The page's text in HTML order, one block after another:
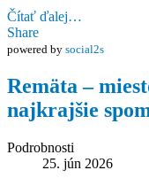
Čítať ďalej…
Share
powered by social2s
Remäta –
najkrajšie
Podrobnosti
25. jún 2026